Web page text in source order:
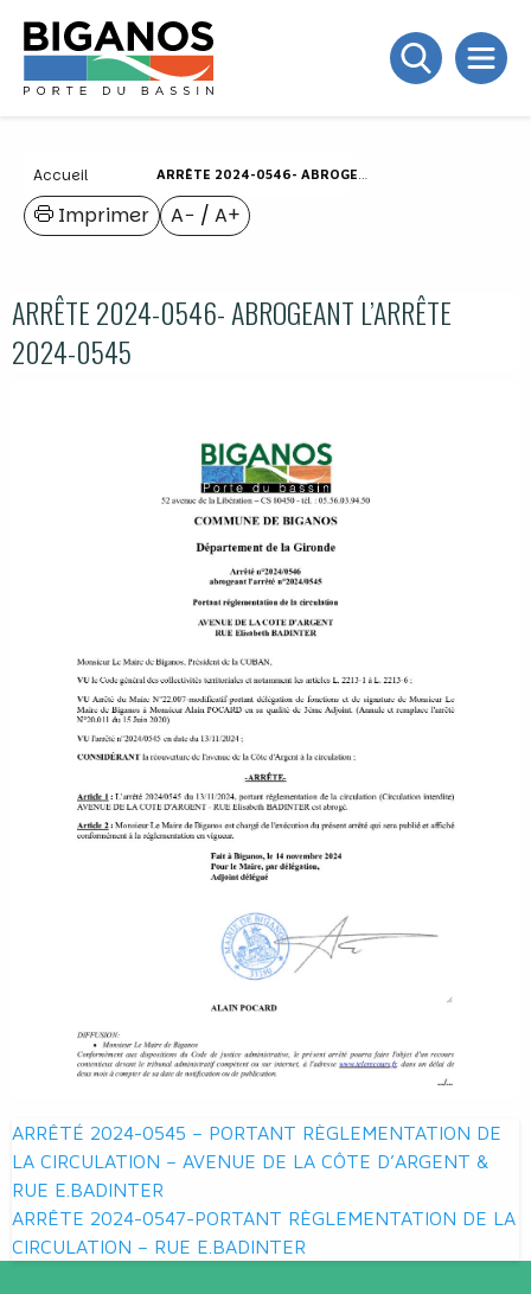
Accueil ARRÊTE 2024-0546- ABROGEANT L’ARRÊTE 2024-0545
A− / A+
Imprimer
ARRÊTE 2024-0546- ABROGEANT L’ARRÊTE
2024-0545
Navigation
de
l’article
ARRÊTÉ 2024-0545 – PORTANT RÈGLEMENTATION DE
LA CIRCULATION – AVENUE DE LA CÔTE D’ARGENT &
RUE E.BADINTER
ARRÊTE 2024-0547-PORTANT RÈGLEMENTATION DE LA
CIRCULATION – RUE E.BADINTER